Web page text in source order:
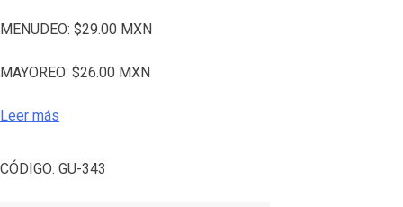
MENUDEO: $29.00 MXN
MAYOREO: $26.00 MXN
Leer más
CÓDIGO: GU-343